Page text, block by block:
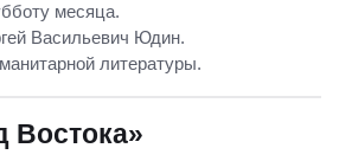
месяца.
Васильевич Юдин.
литературы.
Востока»